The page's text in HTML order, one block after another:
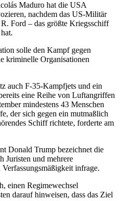
Maduro hat die USA
nachdem das US-Militär
Ford – das größte Kriegsschiff
solle den Kampf gegen
kriminelle Organisationen
auch F-35-Kampfjets und ein
eine Reihe von Luftangriffen
mindestens 43 Menschen
der sich gegen ein mutmaßlich
Schiff richtete, forderte am
Donald Trump bezeichnet die
Juristen und mehrere
infrage.
einen Regimewechsel
darauf hinweisen, dass das Ziel